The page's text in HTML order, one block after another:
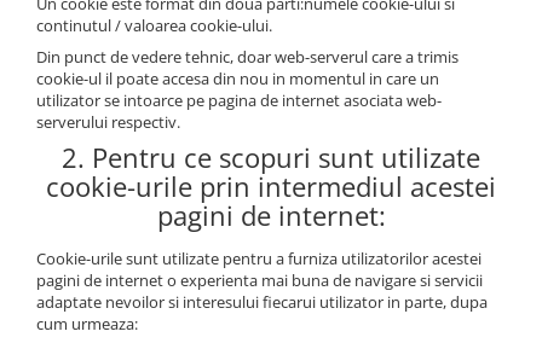
continutul / valoarea cookie-ului.
Din punct de vedere tehnic, doar web-serverul care a trimis
cookie-ul il poate accesa din nou in momentul in care un
utilizator se intoarce pe pagina de internet asociata web-
serverului respectiv.
2. Pentru ce scopuri sunt utilizate
cookie-urile prin intermediul acestei
pagini de internet:
Cookie-urile sunt utilizate pentru a furniza utilizatorilor acestei
pagini de internet o experienta mai buna de navigare si servicii
adaptate nevoilor si interesului fiecarui utilizator in parte, dupa
cum urmeaza: